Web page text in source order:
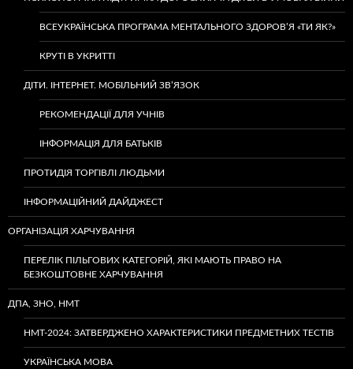
ВСЕУКРАЇНСЬКА ПРОГРАМА МЕНТАЛЬНОГО ЗДОРОВ’Я «ТИ ЯК?»
КРУТІ В УКРИТТІ
ДІТИ. ІНТЕРНЕТ. МОБІЛЬНИЙ ЗВ’ЯЗОК
РЕКОМЕНДАЦІЇ ДЛЯ УЧНІВ
ІНФОРМАЦІЯ ДЛЯ БАТЬКІВ
ПРОТИДІЯ ТОРГІВЛІ ЛЮДЬМИ
ІНФОРМАЦІЙНИЙ ДАЙДЖЕСТ
ОРГАНІЗАЦІЯ ХАРЧУВАННЯ
ПЕРЕЛІК ПІЛЬГОВИХ КАТЕГОРІЙ, ЯКІ МАЮТЬ ПРАВО НА
БЕЗКОШТОВНЕ ХАРЧУВАННЯ
ДПА, ЗНО, НМТ
НМТ-2024: ЗАТВЕРДЖЕНО ХАРАКТЕРИСТИКИ ПРЕДМЕТНИХ ТЕСТІВ
УКРАЇНСЬКА МОВА